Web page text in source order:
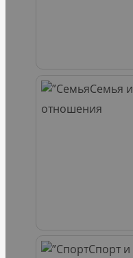
Семья и
отношения
Спорт и